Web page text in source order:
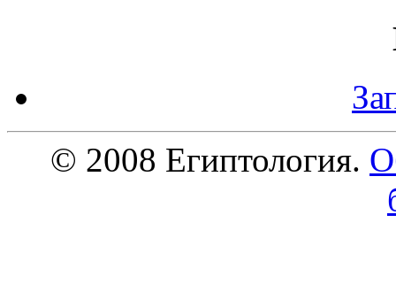
© 2008 Египтология.